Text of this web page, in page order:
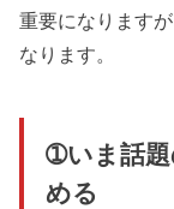
重要になります
なります。
➀いま話題
める